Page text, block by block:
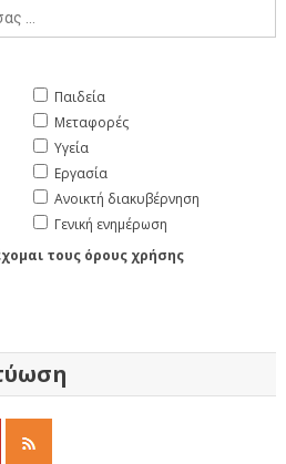
Παιδεία
Μεταφορές
Υγεία
Εργασία
Ανοικτή διακυβέρνηση
Γενική ενημέρωση
τους όρους χρήσης